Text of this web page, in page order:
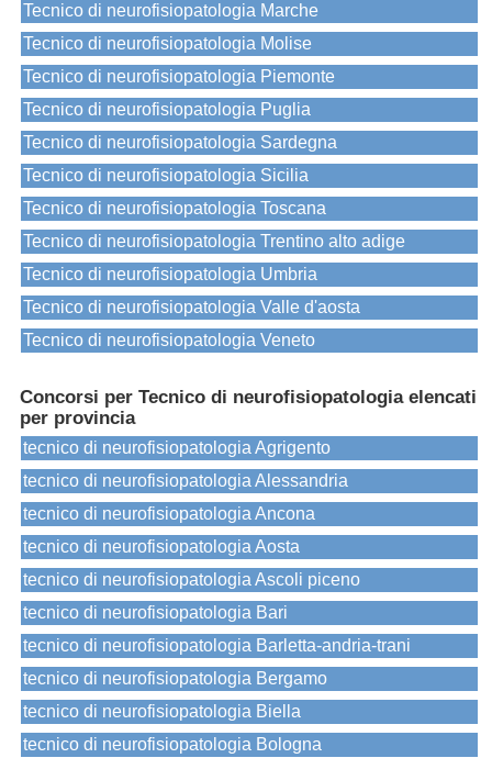
Tecnico di neurofisiopatologia Marche
Tecnico di neurofisiopatologia Molise
Tecnico di neurofisiopatologia Piemonte
Tecnico di neurofisiopatologia Puglia
Tecnico di neurofisiopatologia Sardegna
Tecnico di neurofisiopatologia Sicilia
Tecnico di neurofisiopatologia Toscana
Tecnico di neurofisiopatologia Trentino alto adige
Tecnico di neurofisiopatologia Umbria
Tecnico di neurofisiopatologia Valle d'aosta
Tecnico di neurofisiopatologia Veneto
Concorsi per Tecnico di neurofisiopatologia elencati
per provincia
tecnico di neurofisiopatologia Agrigento
tecnico di neurofisiopatologia Alessandria
tecnico di neurofisiopatologia Ancona
tecnico di neurofisiopatologia Aosta
tecnico di neurofisiopatologia Ascoli piceno
tecnico di neurofisiopatologia Bari
tecnico di neurofisiopatologia Barletta-andria-trani
tecnico di neurofisiopatologia Bergamo
tecnico di neurofisiopatologia Biella
tecnico di neurofisiopatologia Bologna